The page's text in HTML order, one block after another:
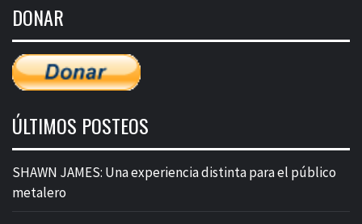
entradas
DONAR
ÚLTIMOS POSTEOS
SHAWN JAMES: Una experiencia distinta para el público
metalero